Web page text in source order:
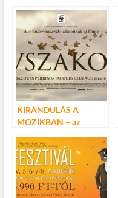
b
o
o
k
er
r
KIRÁNDULÁS A
MOZIKBAN – az
hazai természeti
értékeket támogatták